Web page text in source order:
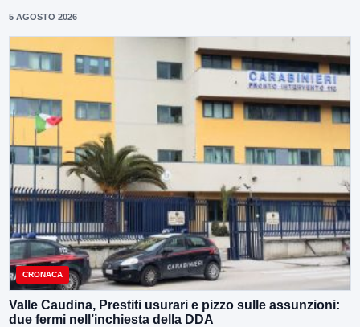
5 AGOSTO 2026
CRONACA
Valle Caudina, Prestiti usurari e pizzo sulle assunzioni:
due fermi nell’inchiesta della DDA